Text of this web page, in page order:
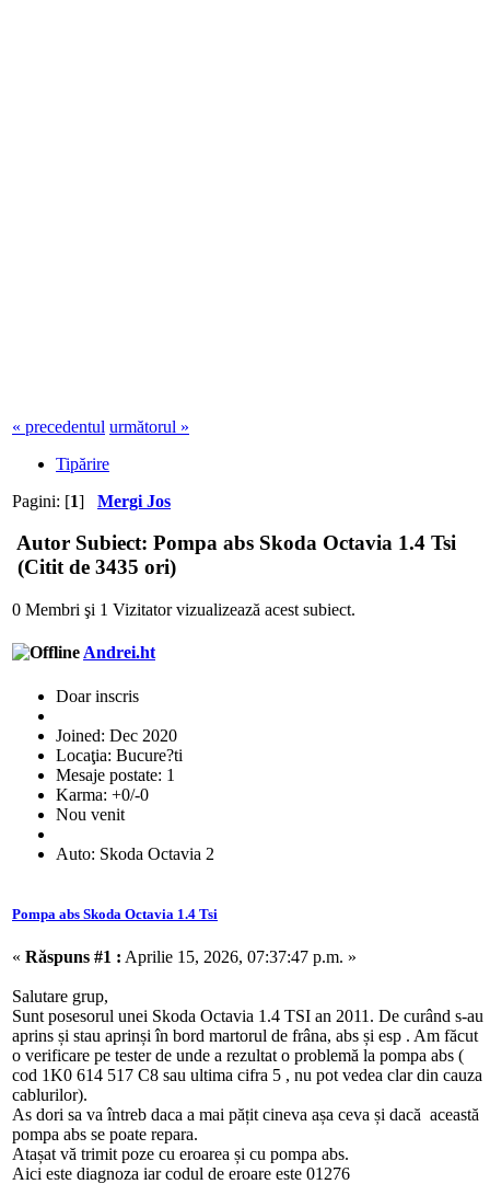
« precedentul următorul »
Tipărire
Pagini: [1] Mergi Jos
Autor Subiect: Pompa abs Skoda Octavia 1.4 Tsi
(Citit de 3435 ori)
0 Membri şi 1 Vizitator vizualizează acest subiect.
Andrei.ht
Doar inscris
Joined: Dec 2020
Locaţia: Bucure?ti
Mesaje postate: 1
Karma: +0/-0
Nou venit
Auto: Skoda Octavia 2
Pompa abs Skoda Octavia 1.4 Tsi
« Răspuns #1 : Aprilie 15, 2026, 07:37:47 p.m. »
Salutare grup,
Sunt posesorul unei Skoda Octavia 1.4 TSI an 2011. De curând s-au
aprins și stau aprinși în bord martorul de frâna, abs și esp . Am făcut
o verificare pe tester de unde a rezultat o problemă la pompa abs (
cod 1K0 614 517 C8 sau ultima cifra 5 , nu pot vedea clar din cauza
cablurilor).
As dori sa va întreb daca a mai pățit cineva așa ceva și dacă această
pompa abs se poate repara.
Atașat vă trimit poze cu eroarea și cu pompa abs.
Aici este diagnoza iar codul de eroare este 01276